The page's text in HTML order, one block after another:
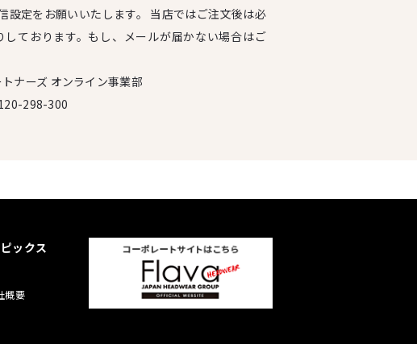
定をお願いいたします。 当店ではご注文後は必
しております。もし、メールが届かない場合はご
ナーズ オンライン事業部
298-300
ックス
概要